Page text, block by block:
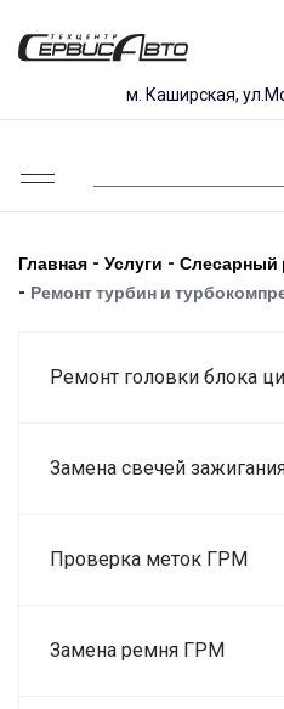
м. Каширская,
Главная - Услуги - Слесарный
- Ремонт турбин и
Ремонт головки блока
Замена свечей
Проверка меток ГРМ
Замена ремня ГРМ